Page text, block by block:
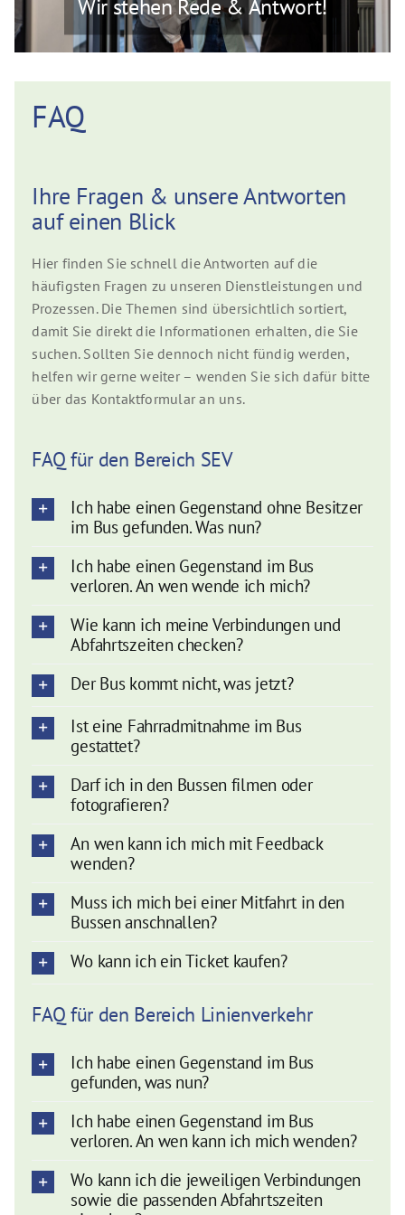
Wir stehen Rede & Antwort!
FAQ
Ihre Fragen & unsere Antworten
auf einen Blick
Hier finden Sie schnell die Antworten auf die
häufigsten Fragen zu unseren Dienstleistungen und
Prozessen. Die Themen sind übersichtlich sortiert,
damit Sie direkt die Informationen erhalten, die Sie
suchen. Sollten Sie dennoch nicht fündig werden,
helfen wir gerne weiter – wenden Sie sich dafür bitte
über das Kontaktformular an uns.
FAQ für den Bereich SEV
Ich habe einen Gegenstand ohne Besitzer
im Bus gefunden. Was nun?
Ich habe einen Gegenstand im Bus
verloren. An wen wende ich mich?
Wie kann ich meine Verbindungen und
Abfahrtszeiten checken?
Der Bus kommt nicht, was jetzt?
Ist eine Fahrradmitnahme im Bus
gestattet?
Darf ich in den Bussen filmen oder
fotografieren?
An wen kann ich mich mit Feedback
wenden?
Muss ich mich bei einer Mitfahrt in den
Bussen anschnallen?
Wo kann ich ein Ticket kaufen?
FAQ für den Bereich Linienverkehr
Ich habe einen Gegenstand im Bus
gefunden, was nun?
Ich habe einen Gegenstand im Bus
verloren. An wen kann ich mich wenden?
Wo kann ich die jeweiligen Verbindungen
sowie die passenden Abfahrtszeiten